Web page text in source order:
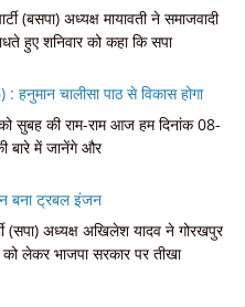
(बसपा) अध्यक्ष मायावती ने समाजवादी
हुए शनिवार को कहा कि सपा
चालीसा पाठ से विकास होगा
सुबह की राम-राम आज हम दिनांक 08-
बारे में जानेंगे और
बना ट्रबल इंजन
(सपा) अध्यक्ष अखिलेश यादव ने गोरखपुर
लेकर भाजपा सरकार पर तीखा